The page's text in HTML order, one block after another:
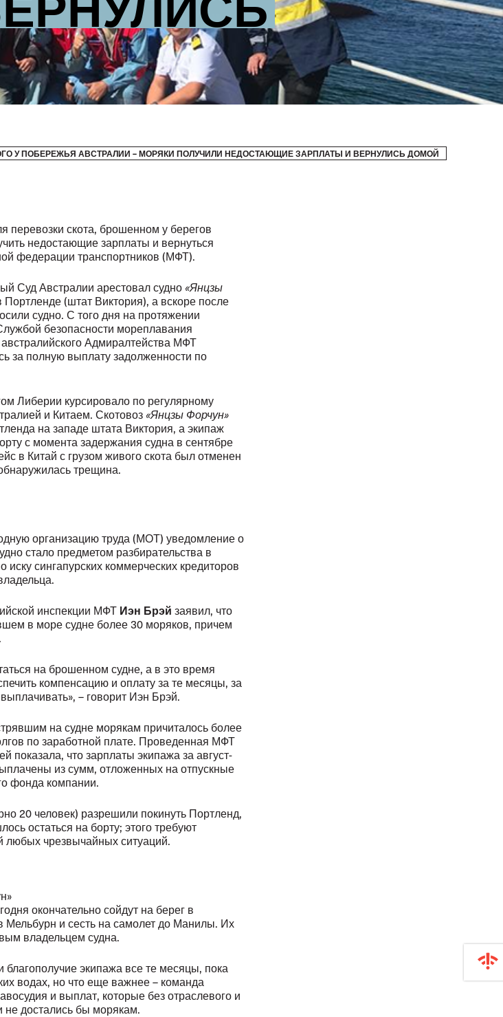
У ПОБЕРЕЖЬЯ АВСТРАЛИИ – МОРЯКИ ПОЛУЧИЛИ НЕДОСТАЮЩИЕ ЗАРПЛАТЫ И ВЕРНУЛИСЬ ДОМОЙ
перевозки скота, брошенном у берегов
недостающие зарплаты и вернуться
федерации транспортников (МФТ).
Суд Австралии арестовал судно «Янцзы
(штат Виктория), а вскоре после
судно. С того дня на протяжении
безопасности мореплавания
Адмиралтейства МФТ
за полную выплату задолженности по
Либерии курсировало по регулярному
и Китаем. Скотовоз «Янцзы Форчун»
на западе штата Виктория, а экипаж
с момента задержания судна в сентябре
в Китай с грузом живого скота был отменен
трещина.
организацию труда (МОТ) уведомление о
стало предметом разбирательства в
сингапурских коммерческих кредиторов
инспекции МФТ Иэн Брэй заявил, что
в море судне более 30 моряков, причем
на брошенном судне, а в это время
компенсацию и оплату за те месяцы, за
– говорит Иэн Брэй.
на судне морякам причиталось более
по заработной плате. Проведенная МФТ
показала, что зарплаты экипажа за август-
из сумм, отложенных на отпускные
фонда компании.
20 человек) разрешили покинуть Портленд,
остаться на борту; этого требуют
любых чрезвычайных ситуаций.
окончательно сойдут на берег в
Мельбурн и сесть на самолет до Манилы. Их
владельцем судна.
экипажа все те месяцы, пока
водах, но что еще важнее – команда
и выплат, которые без отраслевого и
не достались бы морякам.